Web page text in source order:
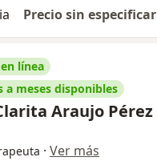
Precio sin especificar
línea
a meses disponibles
Araujo Pérez
· Ver más